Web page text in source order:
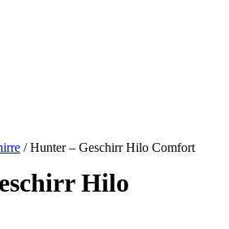
/ Hunter – Geschirr Hilo Comfort
Hilo